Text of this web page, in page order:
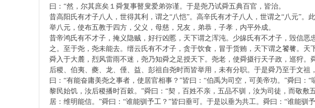
曰：“然，尔其庶矣１舜复事瞽叟爱弟弥谨。于是尧乃试舜五典百官，皆治。
昔高阳氏有才子八人，世得其利，谓之“八恺”。高辛氏有才子八人，世谓之“八元”
举八元，使布五教于四方，父义，母慈，兄友，弟恭，子孝，内平外成。
昔帝鸿氏有不才子，掩义隐贼，好行凶慝，天下谓之浑沌。少皞氏有不才子，毁信
之。至于尧，尧未能去。缙云氏有不才子，贪于饮食，冒于货贿，天下谓之饕餮。
舜入于大麓，烈风雷雨不迷，尧乃知舜之足授天下。尧老，使舜摄行天子政，巡狩
后稷、伯夷、夔、龙、倕、益、彭祖自尧时而皆举用，未有分职。于是舜乃至于文
曰：“有能奋庸美尧之事者，使居官相事？”皆曰：“伯禹为司空，可美帝功。”舜曰
黎民始饥，汝后稷播时百穀。”舜曰：“契，百姓不亲，五品不驯，汝为司徒，而敬
居：维明能信。”舜曰：“谁能驯予工？”皆曰垂可。于是以垂为共工。舜曰：“谁能